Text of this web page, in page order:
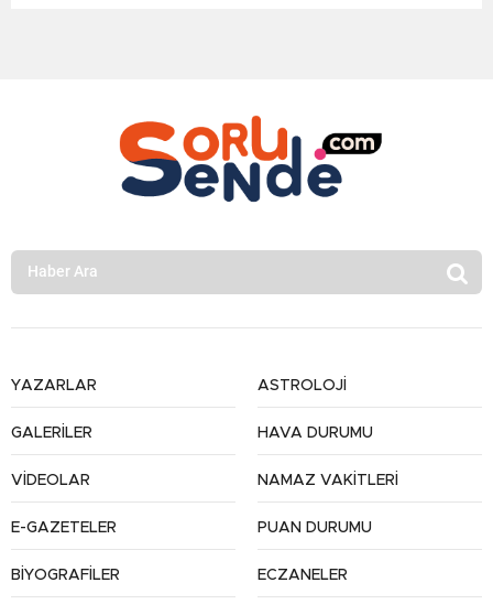
YAZARLAR
GALERİLER
VİDEOLAR
E-GAZETELER
BİYOGRAFİLER
ASTROLOJİ
HAVA DURUMU
NAMAZ VAKİTLERİ
PUAN DURUMU
ECZANELER